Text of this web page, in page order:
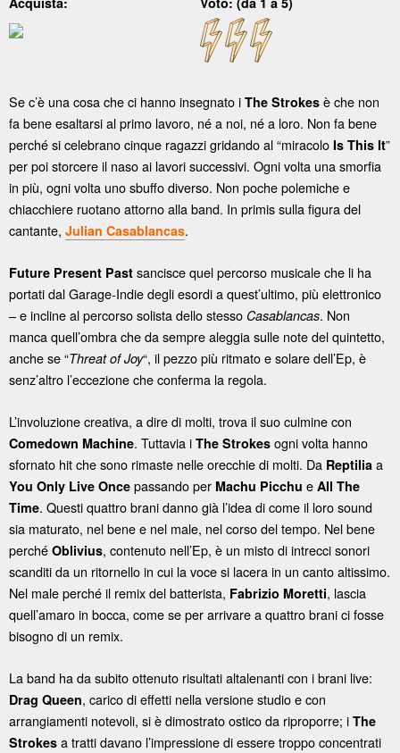
Se c’è una cosa che ci hanno insegnato i The Strokes è che non
fa bene esaltarsi al primo lavoro, né a noi, né a loro. Non fa bene
perché si celebrano cinque ragazzi gridando al “miracolo Is This It”
per poi storcere il naso ai lavori successivi. Ogni volta una smorfia
in più, ogni volta uno sbuffo diverso. Non poche polemiche e
chiacchiere ruotano attorno alla band. In primis sulla figura del
cantante, Julian Casablancas.
Future Present Past sancisce quel percorso musicale che li ha
portati dal Garage-Indie degli esordi a quest’ultimo, più elettronico
– e incline al percorso solista dello stesso Casablancas. Non
manca quell’ombra che da sempre aleggia sulle note del quintetto,
anche se “Threat of Joy“, il pezzo più ritmato e solare dell’Ep, è
senz’altro l’eccezione che conferma la regola.
L’involuzione creativa, a dire di molti, trova il suo culmine con
Comedown Machine. Tuttavia i The Strokes ogni volta hanno
sfornato hit che sono rimaste nelle orecchie di molti. Da Reptilia a
You Only Live Once passando per Machu Picchu e All The
Time. Questi quattro brani danno già l’idea di come il loro sound
sia maturato, nel bene e nel male, nel corso del tempo. Nel bene
perché Oblivius, contenuto nell’Ep, è un misto di intrecci sonori
scanditi da un ritornello in cui la voce si lacera in un canto altissimo.
Nel male perché il remix del batterista, Fabrizio Moretti, lascia
quell’amaro in bocca, come se per arrivare a quattro brani ci fosse
bisogno di un remix.
La band ha da subito ottenuto risultati altalenanti con i brani live:
Drag Queen, carico di effetti nella versione studio e con
arrangiamenti notevoli, si è dimostrato ostico da riproporre; i The
Strokes a tratti davano l’impressione di essere troppo concentrati